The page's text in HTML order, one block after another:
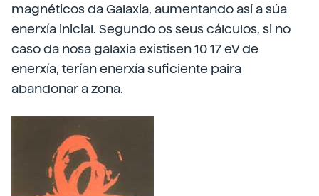
magnéticos da Galaxia, aumentando así a súa
enerxía inicial. Segundo os seus cálculos, si no
caso da nosa galaxia existisen 10 17 eV de
enerxía, terían enerxía suficiente paira
abandonar a zona.